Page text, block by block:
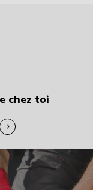
chez toi